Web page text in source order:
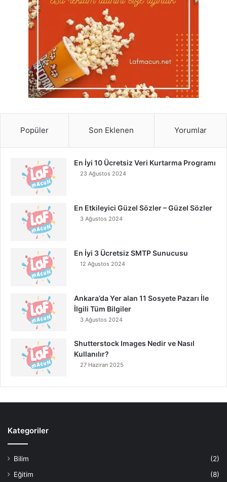
Popüler Son Eklenen Yorumlar
En İyi 10 Ücretsiz Veri Kurtarma Programı
23 Ağustos 2024
En Etkileyici Güzel Sözler – Güzel Sözler
3 Ağustos 2024
En İyi 3 Ücretsiz SMTP Sunucusu
12 Ağustos 2024
Ankara’da Yer alan 11 Sosyete Pazarı İle
İlgili Tüm Bilgiler
3 Ağustos 2024
Shutterstock Images Nedir ve Nasıl
Kullanılır?
27 Haziran 2025
Kategoriler
Bilim
(2)
Eğitim
(8)